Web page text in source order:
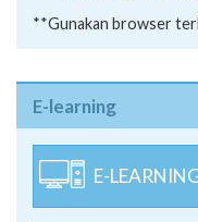
**Gunakan browser
E-learning
E-